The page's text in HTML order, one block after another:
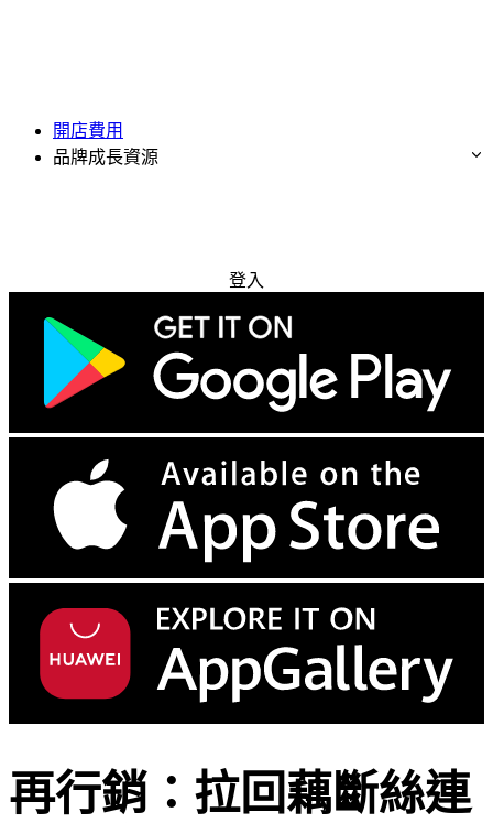
開店費用
品牌成長資源
登入
再行銷：拉回藕斷絲連